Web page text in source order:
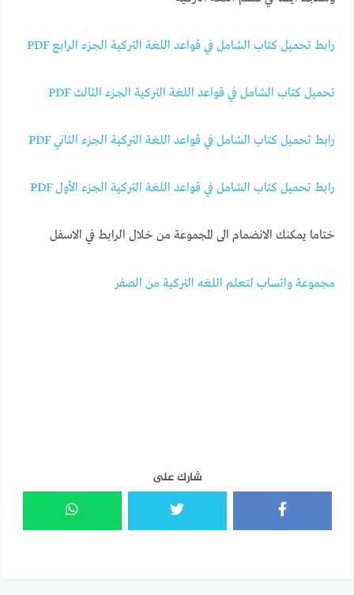
رابط تحميل كتاب الشامل في قواعد اللغة التركية الجزء الرابع PDF
تحميل كتاب الشامل في قواعد اللغة التركية الجزء الثالث PDF
رابط تحميل كتاب الشامل في قواعد اللغة التركية الجزء الثاني PDF
رابط تحميل كتاب الشامل في قواعد اللغة التركية الجزء الأول PDF
ختاما يمكنك الانضمام الى المجموعة من خلال الرابط في الاسفل
مجموعة واتساب لتعلم اللغه التركية من الصفر
شارك على